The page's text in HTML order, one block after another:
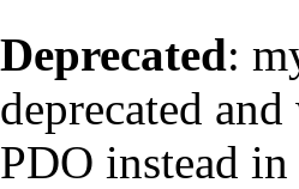
Deprecated:
deprecated
PDO instead in